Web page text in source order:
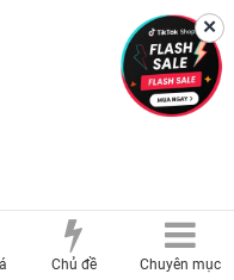
Chủ đề Chuyên mục
✕